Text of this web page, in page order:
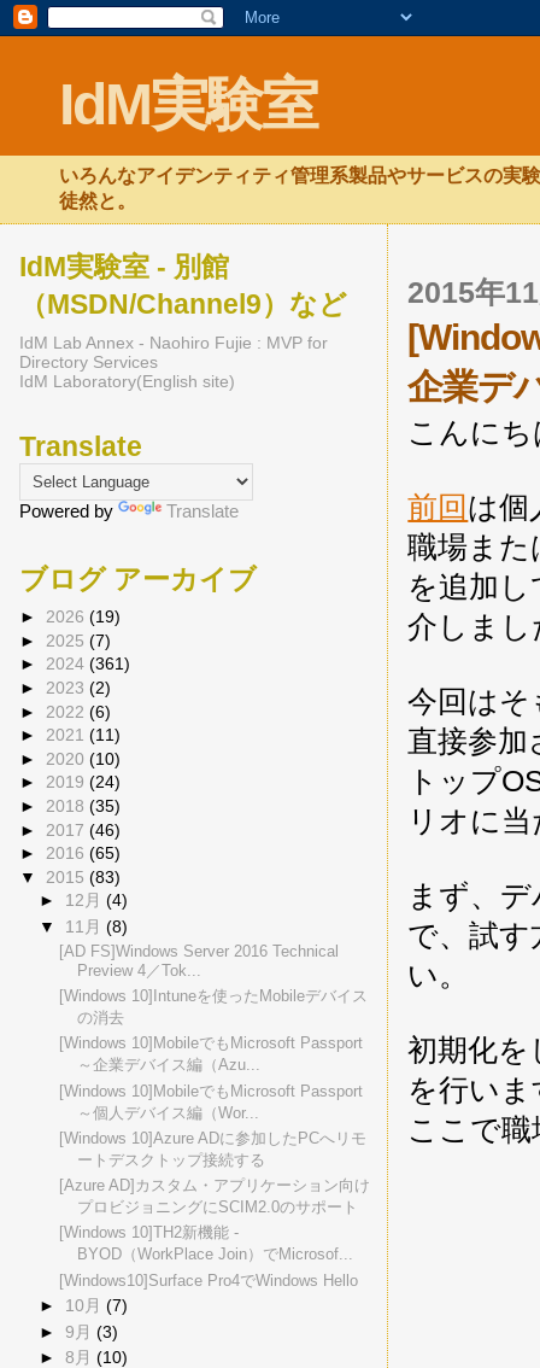
IdM実験室
いろんなアイデンティティ管理系製品やサービスの実
徒然と。
2015年
企業デ
こんに
前回は個
職場また
を追加
介しまし
今回はそ
直接参
トップ
リオに
まず、
で、試
い。
初期化
を行いま
ここで
IdM実験室 - 別館
（MSDN/Channel9）など
IdM Lab Annex - Naohiro Fujie : MVP for
Directory Services
IdM Laboratory(English site)
Translate
Powered by Translate
ブログ アーカイブ
► 2026 (19)
► 2025 (7)
► 2024 (361)
► 2023 (2)
► 2022 (6)
► 2021 (11)
► 2020 (10)
► 2019 (24)
► 2018 (35)
► 2017 (46)
► 2016 (65)
▼ 2015 (83)
► 12月(4)
▼ 11月(8)
[AD FS]Windows Server 2016 Technical
Preview 4／Tok...
[Windows 10]Intuneを使ったMobileデバイス
の消去
[Windows 10]MobileでもMicrosoft Passport
～企業デバイス編（Azu...
[Windows 10]MobileでもMicrosoft Passport
～個人デバイス編（Wor...
[Windows 10]Azure ADに参加したPCへリモ
ートデスクトップ接続する
[Azure AD]カスタム・アプリケーション向け
プロビジョニングにSCIM2.0のサポート
[Windows 10]TH2新機能 -
BYOD（WorkPlace Join）でMicrosof...
[Windows10]Surface Pro4でWindows Hello
► 10月(7)
►9月(3)
►8月(10)